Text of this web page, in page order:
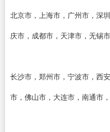
北京市，上海市，广州市，深
庆市，成都市，天津市，无锡市
长沙市，郑州市，宁波市，西
市，佛山市，大连市，南通市，